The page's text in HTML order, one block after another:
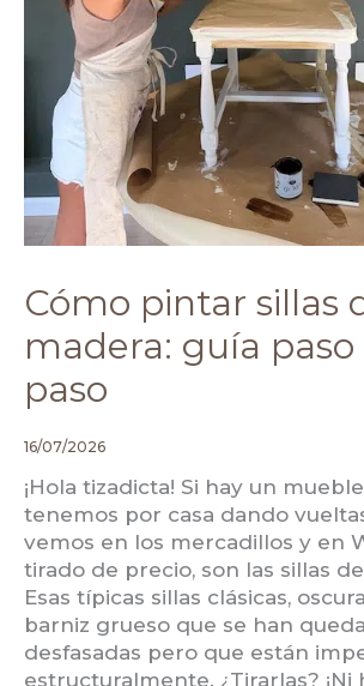
Cómo pintar sillas
madera: guía paso
paso
16/07/2026
¡Hola tizadicta! Si hay un
tenemos por casa dando
vemos en los mercadillos y en
tirado de precio, son las sillas
Esas típicas sillas clásicas,
barniz grueso que se han
desfasadas pero que están
estructuralmente. ¿Tirarlas? ¡Ni